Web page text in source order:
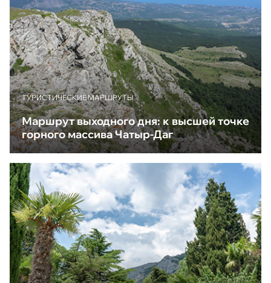
ТУРИСТИЧЕСКИЕ МАРШРУТЫ
Маршрут выходного дня: к высшей точке
горного массива Чатыр-Даг